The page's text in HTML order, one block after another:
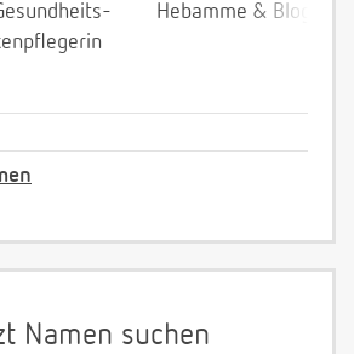
Hebamme &
Namen suchen